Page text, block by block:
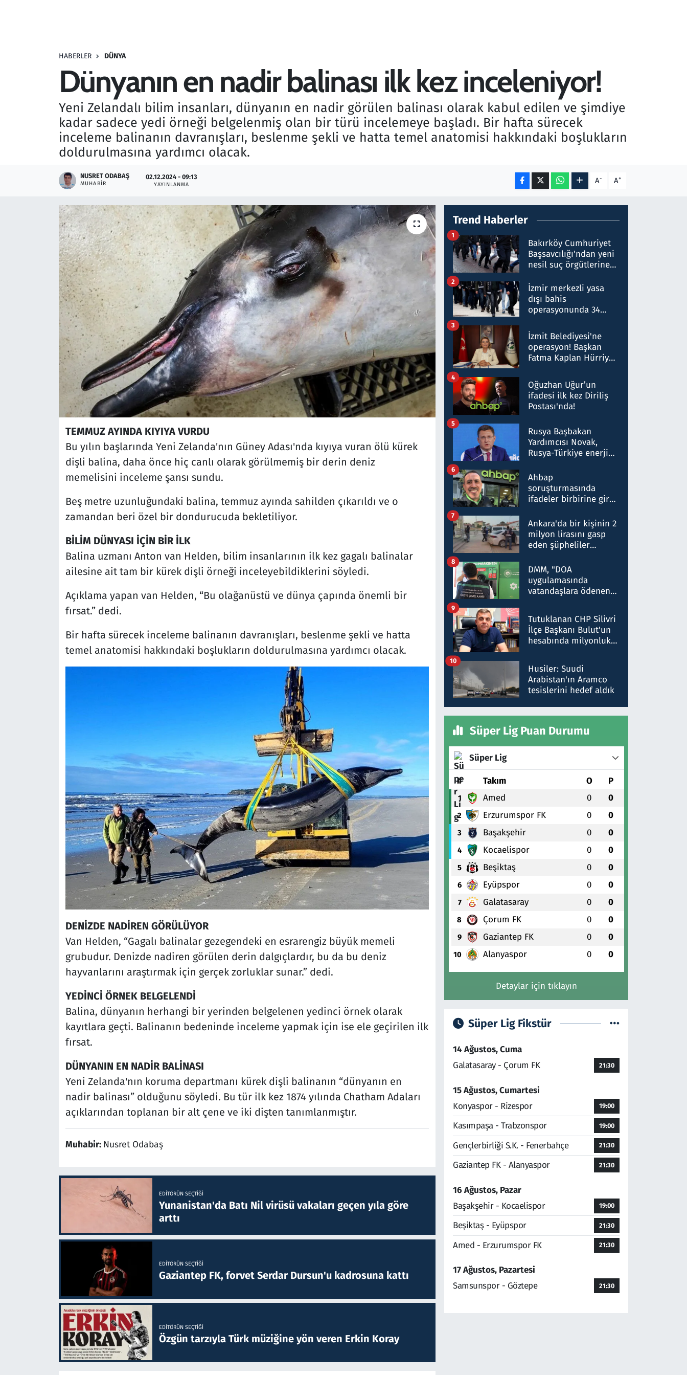
HABERLER DÜNYA
Dünyanın en nadir balinası ilk kez inceleniyor!
Yeni Zelandalı bilim insanları, dünyanın en nadir görülen balinası olarak kabul edilen ve şimdiye
kadar sadece yedi örneği belgelenmiş olan bir türü incelemeye başladı. Bir hafta sürecek
inceleme balinanın davranışları, beslenme şekli ve hatta temel anatomisi hakkındaki boşlukların
doldurulmasına yardımcı olacak.
NUSRET ODABAŞ
MUHABIR
02.12.2024 - 09:13
YAYINLANMA A- A+
TEMMUZ AYINDA KIYIYA VURDU
Bu yılın başlarında Yeni Zelanda'nın Güney Adası'nda kıyıya vuran ölü kürek
dişli balina, daha önce hiç canlı olarak görülmemiş bir derin deniz
memelisini inceleme şansı sundu.
Beş metre uzunluğundaki balina, temmuz ayında sahilden çıkarıldı ve o
zamandan beri özel bir dondurucuda bekletiliyor.
BİLİM DÜNYASI İÇİN BİR İLK
Balina uzmanı Anton van Helden, bilim insanlarının ilk kez gagalı balinalar
ailesine ait tam bir kürek dişli örneği inceleyebildiklerini söyledi.
Açıklama yapan van Helden, “Bu olağanüstü ve dünya çapında önemli bir
fırsat.” dedi.
Bir hafta sürecek inceleme balinanın davranışları, beslenme şekli ve hatta
temel anatomisi hakkındaki boşlukların doldurulmasına yardımcı olacak.
DENİZDE NADİREN GÖRÜLÜYOR
Van Helden, “Gagalı balinalar gezegendeki en esrarengiz büyük memeli
grubudur. Denizde nadiren görülen derin dalgıçlardır, bu da bu deniz
hayvanlarını araştırmak için gerçek zorluklar sunar.” dedi.
YEDİNCİ ÖRNEK BELGELENDİ
Balina, dünyanın herhangi bir yerinden belgelenen yedinci örnek olarak
kayıtlara geçti. Balinanın bedeninde inceleme yapmak için ise ele geçirilen ilk
fırsat.
DÜNYANIN EN NADİR BALİNASI
Yeni Zelanda'nın koruma departmanı kürek dişli balinanın “dünyanın en
nadir balinası” olduğunu söyledi. Bu tür ilk kez 1874 yılında Chatham Adaları
açıklarından toplanan bir alt çene ve iki dişten tanımlanmıştır.
Muhabir: Nusret Odabaş
EDITÖRÜN SEÇTIĞI
Yunanistan'da Batı Nil virüsü vakaları geçen yıla göre
arttı
EDITÖRÜN SEÇTIĞI
Gaziantep FK, forvet Serdar Dursun'u kadrosuna kattı
EDITÖRÜN SEÇTIĞI
Özgün tarzıyla Türk müziğine yön veren Erkin Koray
Trend Haberler
Bakırköy Cumhuriyet
Başsavcılığı'ndan yeni
nesil suç örgütlerine
hakkında gözaltı kararı
1
İzmir merkezli yasa
dışı bahis
operasyonunda 34
Milyar liralık para
trafiği tespit edildi
2
İzmit Belediyesi'ne
operasyon! Başkan
Fatma Kaplan Hürriyet
3
Oğuzhan Uğur’un
ifadesi ilk kez Diriliş
Postası'nda!
4
Rusya Başbakan
Yardımcısı Novak,
Rusya-Türkiye enerji
nitelikte olduğunu
belirtti
5
Ahbap
soruşturmasında
ifadeler birbirine girdi:
ifadelerinden ortaya
çıkan tablo şok etti
6
Ankara'da bir kişinin 2
milyon lirasını gasp
eden şüpheliler
7
DMM, "DOA
uygulamasında
vatandaşlara ödenen
düşürüldüğü" iddiasını
yalanladı
8
Tutuklanan CHP Silivri
İlçe Başkanı Bulut'un
hesabında milyonluk
talimat verdi, ben
gönderdim
9
Husiler: Suudi
Arabistan'ın Aramco
tesislerini hedef aldık
10
Süper Lig Puan Durumu
Süper Lig
# Takım O P
1 Amed 0 0
2 Erzurumspor FK 0 0
3 Başakşehir 0 0
4 Kocaelispor 0 0
5 Beşiktaş 0 0
6 Eyüpspor 0 0
7 Galatasaray 0 0
8 Çorum FK 0 0
9 Gaziantep FK 0 0
10 Alanyaspor 0 0
Detaylar için tıklayın
Süper Lig Fikstür
14 Ağustos, Cuma
Galatasaray - Çorum FK
21:30
15 Ağustos, Cumartesi
Konyaspor - Rizespor
19:00
Kasımpaşa - Trabzonspor 19:00
Gençlerbirliği S.K. - Fenerbahçe 21:30
Gaziantep FK - Alanyaspor 21:30
16 Ağustos, Pazar
Başakşehir - Kocaelispor
19:00
Beşiktaş - Eyüpspor 21:30
Amed - Erzurumspor FK 21:30
17 Ağustos, Pazartesi
Samsunspor - Göztepe
21:30
Savunma Sanayi
Seçim 2023
Teknoloji ve Bilim
Televizyon